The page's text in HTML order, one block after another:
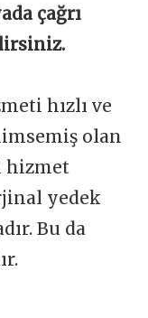
çağrı
hızlı ve
olan
hizmet
yedek
Bu da